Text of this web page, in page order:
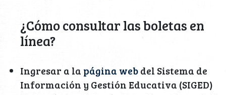
¿Cómo consultar las boletas en
línea?
Ingresar a la página webdel Sistema de
Información y Gestión Educativa (SIGED)